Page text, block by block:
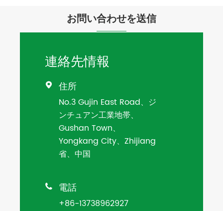
お問い合わせを送信
連絡先情報
 住所
No.3 Gujin East Road、ジ
ンチュアン工業地帯、
Gushan Town、
Yongkang City、Zhijiang
省、中国
 電話
+86-13738962927